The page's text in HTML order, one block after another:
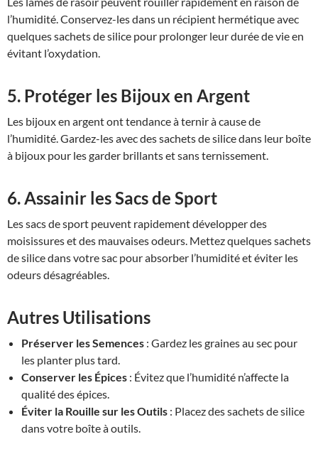
l’humidité. Conservez-les dans un récipient hermétique avec
quelques sachets de silice pour prolonger leur durée de vie en
évitant l’oxydation.
5. Protéger les Bijoux en Argent
Les bijoux en argent ont tendance à ternir à cause de
l’humidité. Gardez-les avec des sachets de silice dans leur boîte
à bijoux pour les garder brillants et sans ternissement.
6. Assainir les Sacs de Sport
Les sacs de sport peuvent rapidement développer des
moisissures et des mauvaises odeurs. Mettez quelques sachets
de silice dans votre sac pour absorber l’humidité et éviter les
odeurs désagréables.
Autres Utilisations
Préserver les Semences : Gardez les graines au sec pour
les planter plus tard.
Conserver les Épices : Évitez que l’humidité n’affecte la
qualité des épices.
Éviter la Rouille sur les Outils : Placez des sachets de silice
dans votre boîte à outils.